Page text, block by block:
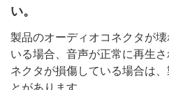
い。
製品のオーディオコネクタが
いる場合、音声が正常に再生
ネクタが損傷している場合は
とがあります。